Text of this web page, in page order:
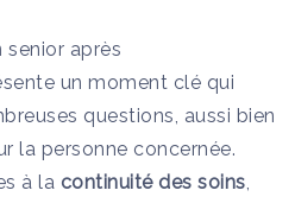
senior après
un moment clé qui
questions, aussi bien
la personne concernée.
à la continuité des soins,